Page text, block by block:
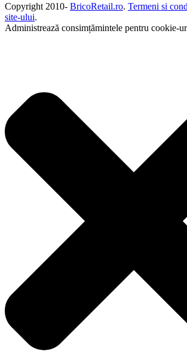
Copyright 2010- BricoRetail.ro. Termeni si
site-ului.
Administrează consimțămintele pentru cookie-